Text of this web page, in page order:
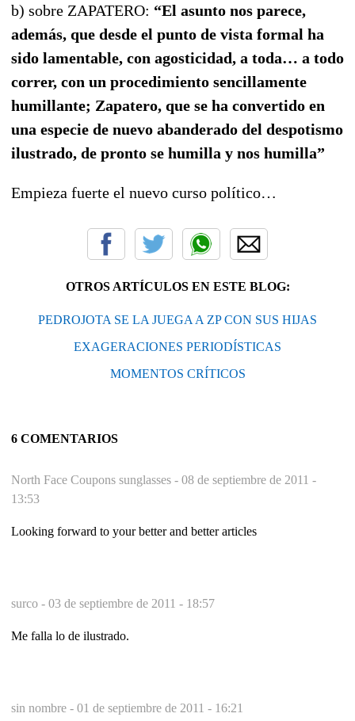
b) sobre ZAPATERO: “El asunto nos parece,
además, que desde el punto de vista formal ha
sido lamentable, con agosticidad, a toda… a todo
correr, con un procedimiento sencillamente
humillante; Zapatero, que se ha convertido en
una especie de nuevo abanderado del despotismo
ilustrado, de pronto se humilla y nos humilla”
Empieza fuerte el nuevo curso político…
OTROS ARTÍCULOS EN ESTE BLOG:
PEDROJOTA SE LA JUEGA A ZP CON SUS HIJAS
EXAGERACIONES PERIODÍSTICAS
MOMENTOS CRÍTICOS
6 COMENTARIOS
North Face Coupons sunglasses - 08 de septiembre de 2011 -
13:53
Looking forward to your better and better articles
surco - 03 de septiembre de 2011 - 18:57
Me falla lo de ilustrado.
sin nombre - 01 de septiembre de 2011 - 16:21